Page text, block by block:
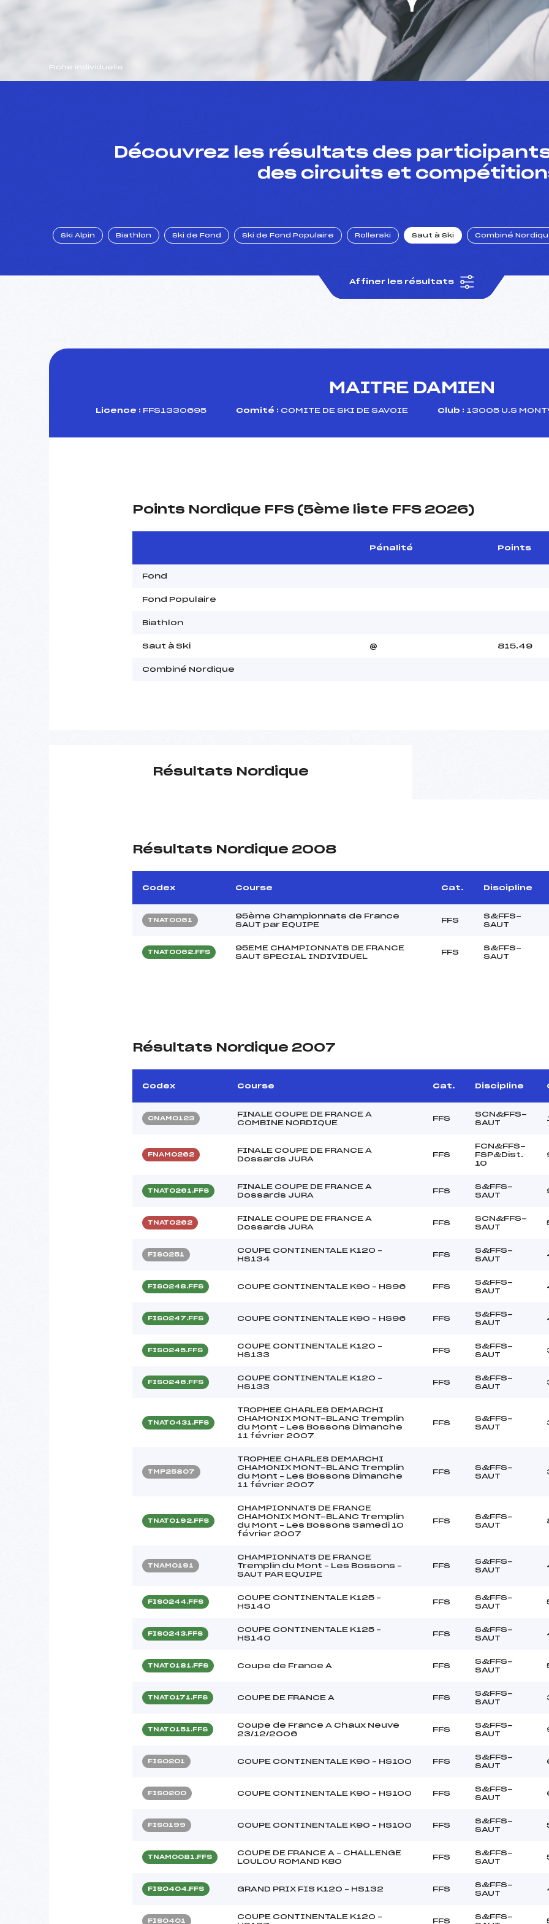
Fiche individuelle
Découvrez les résultats des participants
des circuits et
Ski Alpin Biathlon Ski de Fond Ski de Fond Populaire Rollerski Saut à Ski Combiné
Affiner les résultats
MAITRE DAMIEN
Licence : FFS1330695 Comité : COMITE DE SKI DE SAVOIE Club : 13005 U.S
Points Nordique FFS (5ème liste FFS 2026)
Pénalité Points
Fond
Fond Populaire
Biathlon
Saut à Ski @ 815.49
Combiné Nordique
Résultats Nordique
Résultats Nordique 2008
Codex Course Cat. Discipline
TNAT0061
95ème Championnats de France
SAUT par EQUIPE
FFS
S&FFS-
SAUT
TNAT0062.FFS
95EME CHAMPIONNATS DE FRANCE
SAUT SPECIAL INDIVIDUEL
FFS
S&FFS-
SAUT
Résultats Nordique 2007
Codex Course Cat. Discipline
CNAM0123
FINALE COUPE DE FRANCE A
COMBINE NORDIQUE
FFS
SCN&FFS-
SAUT
FNAM0262
FINALE COUPE DE FRANCE A
Dossards JURA
FFS
FCN&FFS-
FSP&Dist.
10
TNAT0261.FFS
FINALE COUPE DE FRANCE A
Dossards JURA
FFS
S&FFS-
SAUT
TNAT0262
FINALE COUPE DE FRANCE A
Dossards JURA
FFS
SCN&FFS-
SAUT
FIS0251
COUPE CONTINENTALE K120 –
HS134
FFS
S&FFS-
SAUT
FIS0248.FFS COUPE CONTINENTALE K90 – HS96 FFS
S&FFS-
SAUT
FIS0247.FFS COUPE CONTINENTALE K90 – HS96 FFS
S&FFS-
SAUT
FIS0245.FFS
COUPE CONTINENTALE K120 –
HS133
FFS
S&FFS-
SAUT
FIS0246.FFS
COUPE CONTINENTALE K120 –
HS133
FFS
S&FFS-
SAUT
TNAT0431.FFS
TROPHEE CHARLES DEMARCHI
CHAMONIX MONT-BLANC Tremplin
du Mont – Les Bossons Dimanche
11 février 2007
FFS
S&FFS-
SAUT
TMP25807
TROPHEE CHARLES DEMARCHI
CHAMONIX MONT-BLANC Tremplin
du Mont – Les Bossons Dimanche
11 février 2007
FFS
S&FFS-
SAUT
TNAT0192.FFS
CHAMPIONNATS DE FRANCE
CHAMONIX MONT-BLANC Tremplin
du Mont – Les Bossons Samedi 10
février 2007
FFS
S&FFS-
SAUT
TNAM0191
CHAMPIONNATS DE FRANCE
Tremplin du Mont – Les Bossons –
SAUT PAR EQUIPE
FFS
S&FFS-
SAUT
FIS0244.FFS
COUPE CONTINENTALE K125 –
HS140
FFS
S&FFS-
SAUT
FIS0243.FFS
COUPE CONTINENTALE K125 –
HS140
FFS
S&FFS-
SAUT
TNAT0181.FFS Coupe de France A FFS
S&FFS-
SAUT
TNAT0171.FFS COUPE DE FRANCE A FFS
S&FFS-
SAUT
TNAT0151.FFS
Coupe de France A Chaux Neuve
23/12/2006
FFS
S&FFS-
SAUT
FIS0201 COUPE CONTINENTALE K90 – HS100 FFS
S&FFS-
SAUT
FIS0200 COUPE CONTINENTALE K90 – HS100 FFS
S&FFS-
SAUT
FIS0199 COUPE CONTINENTALE K90 – HS100 FFS
S&FFS-
SAUT
TNAM0081.FFS
COUPE DE FRANCE A – CHALLENGE
LOULOU ROMAND K80
FFS
S&FFS-
SAUT
FIS0404.FFS GRAND PRIX FIS K120 – HS132 FFS
S&FFS-
SAUT
FIS0401
COUPE CONTINENTALE K120 –
FFS
S&FFS-